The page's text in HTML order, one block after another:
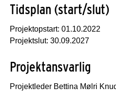
Tidsplan (start/slut)
Projektopstart: 01.10.2022
Projektslut: 30.09.2027
Projektansvarlig
Projektleder Bettina Mølri